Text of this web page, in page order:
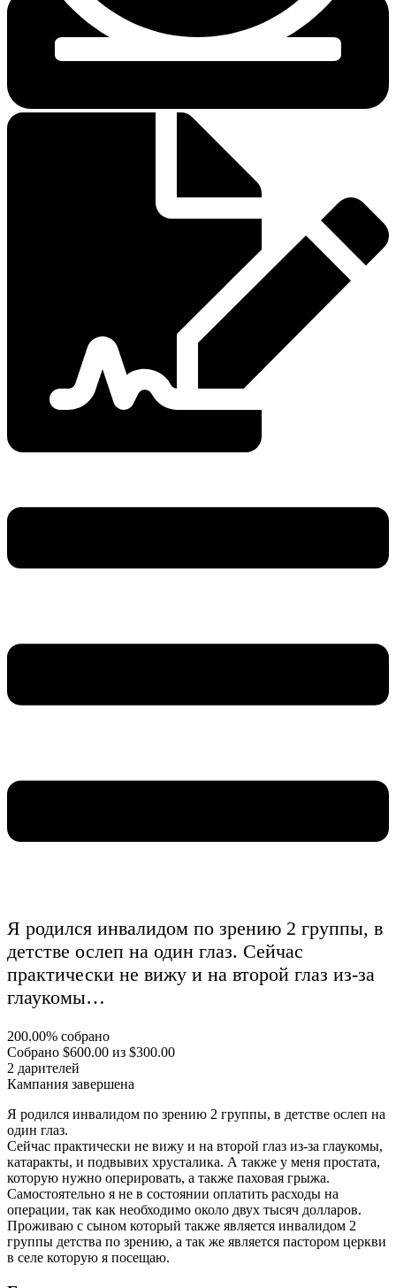
Я родился инвалидом по зрению 2 группы, в
детстве ослеп на один глаз. Сейчас
практически не вижу и на второй глаз из-за
глаукомы…
200.00% собрано
Собрано $600.00 из $300.00
2 дарителей
Кампания завершена
Я родился инвалидом по зрению 2 группы, в детстве ослеп на
один глаз.
Сейчас практически не вижу и на второй глаз из-за глаукомы,
катаракты, и подвывих хрусталика. А также у меня простата,
которую нужно оперировать, а также паховая грыжа.
Самостоятельно я не в состоянии оплатить расходы на
операции, так как необходимо около двух тысяч долларов.
Проживаю с сыном который также является инвалидом 2
группы детства по зрению, а так же является пастором церкви
в селе которую я посещаю.